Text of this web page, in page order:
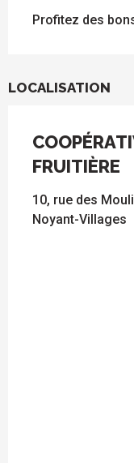
Profitez des
LOCALISATION
FRUITIÈRE
10, rue des
Noyant-Villages